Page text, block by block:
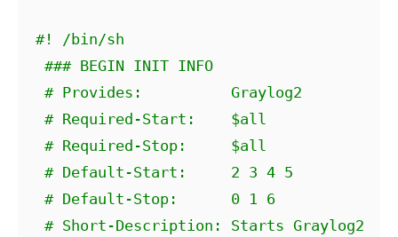
#! /bin/sh
### BEGIN INIT INFO
# Provides:          Graylog2
# Required-Start:    $all
# Required-Stop:     $all
# Default-Start:     2 3 4 5
# Default-Stop:      0 1 6
# Short-Description: Starts Graylog2